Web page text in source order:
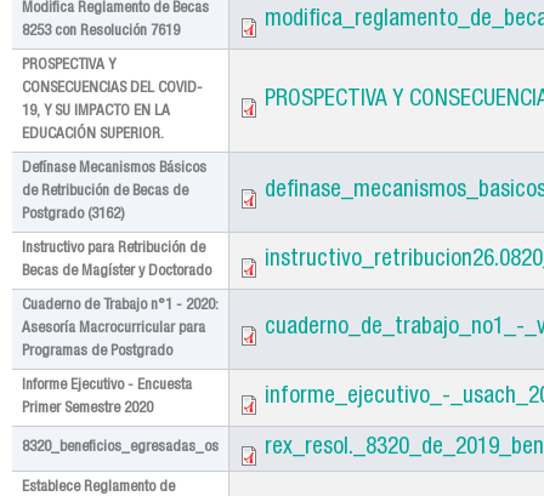
Modifica Reglamento de Becas
8253 con Resolución 7619
PROSPECTIVA Y
CONSECUENCIAS DEL COVID-
19, Y SU IMPACTO EN LA
EDUCACIÓN SUPERIOR.
PROSPECTIVA Y
Defínase Mecanismos Básicos
de Retribución de Becas de
Postgrado (3162)
Instructivo para Retribución de
Becas de Magíster y Doctorado
Cuaderno de Trabajo n°1 - 2020:
Asesoría Macrocurricular para
Programas de Postgrado
cuaderno_de_trabajo_no1_-
Informe Ejecutivo - Encuesta
Primer Semestre 2020
informe_ejecutivo_-
8320_beneficios_egresadas_os
Establece Reglamento de